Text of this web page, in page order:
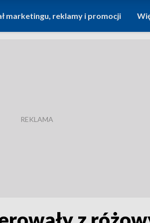
marketingu, reklamy i promocji